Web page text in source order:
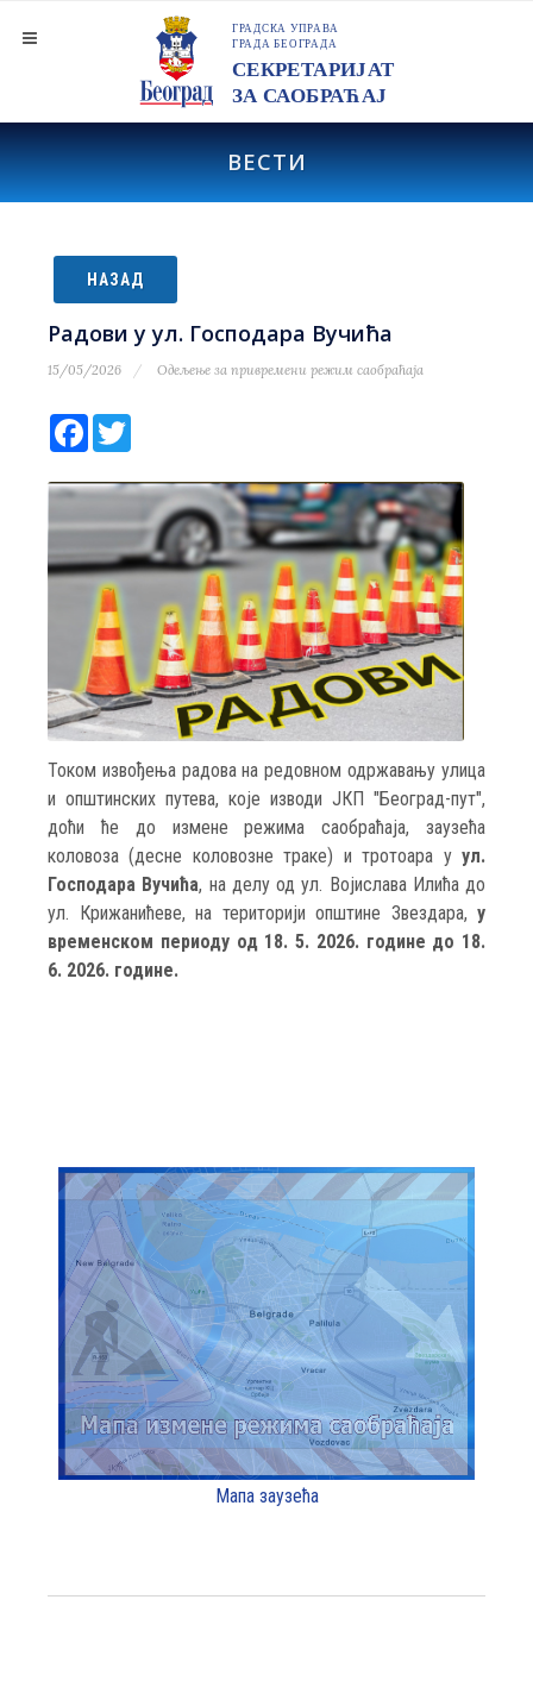
ВЕСТИ
НАЗАД
Радови у ул. Господара Вучића
15/05/2026 Одељење за привремени режим саобраћаја
Facebook
Током извођења радова на редовном одржавању улица
и општинских путева, које изводи ЈКП "Београд-пут",
доћи ће до измене режима саобраћаја, заузећа
коловоза (десне коловозне траке) и тротоара у ул.
Господара Вучића, на делу од ул. Војислава Илића до
ул. Крижанићеве, на територији општине Звездара, у
временском периоду од 18. 5. 2026. године до 18.
6. 2026. године.
Мапа заузећа